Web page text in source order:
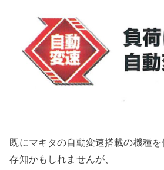
既にマキタの自動変速搭載の機種
存知かもしれませんが、